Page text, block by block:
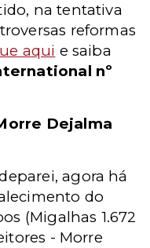
na tentativa
reformas
aqui e saiba
nº
Dejalma
agora há
do
(Migalhas 1.672
- Morre